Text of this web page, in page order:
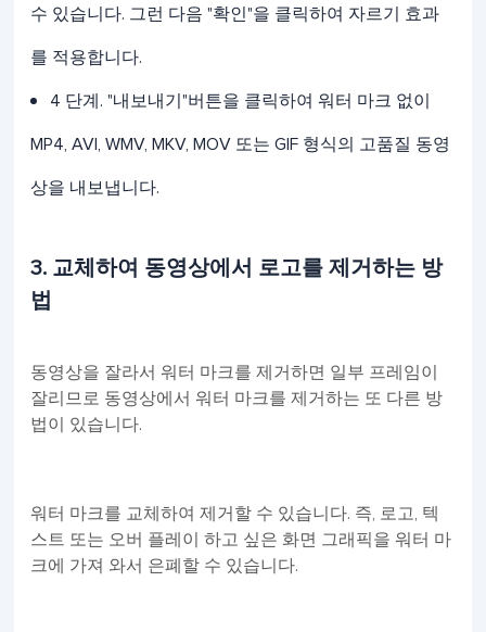
수 있습니다. 그런 다음 "확인"을 클릭하여 자르기 효과
를 적용합니다.
4 단계. "내보내기"버튼을 클릭하여 워터 마크 없이
MP4, AVI, WMV, MKV, MOV 또는 GIF 형식의 고품질 동영
상을 내보냅니다.
3. 교체하여 동영상에서 로고를 제거하는 방
법
동영상을 잘라서 워터 마크를 제거하면 일부 프레임이
잘리므로 동영상에서 워터 마크를 제거하는 또 다른 방
법이 있습니다.
워터 마크를 교체하여 제거할 수 있습니다. 즉, 로고, 텍
스트 또는 오버 플레이 하고 싶은 화면 그래픽을 워터 마
크에 가져 와서 은폐할 수 있습니다.